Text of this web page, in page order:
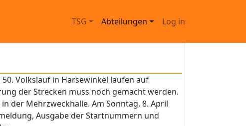
Main navigation
TSG Abteilungen User account menu
Log in
Volkslauf in Harsewinkel laufen auf
der Strecken muss noch gemacht werden.
der Mehrzweckhalle. Am Sonntag, 8. April
Ausgabe der Startnummern und